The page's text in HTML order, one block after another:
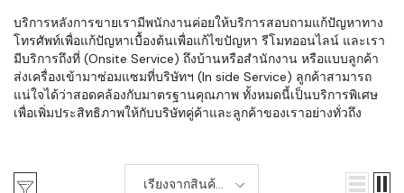
บริการหลังการขายเรามีพนักงานค่อยให้บริการสอบถามแก้ปัญหาทาง
โทรศัพท์เพื่อแก้ปัญหาเบื้องต้นเพื่อแก้ไขปัญหา รีโมทออนไลน์ และเรา
มีบริการถึงที่ (Onsite Service) ถึงบ้านหรือสำนักงาน หรือแบบลูกค้า
ส่งเครื่องเข้ามาซ่อมแซมที่บริษัทฯ (In side Service) ลูกค้าสามารถ
แน่ใจได้ว่าสอดคล้องกับมาตรฐานคุณภาพ ทั้งหมดนี้เป็นบริการพิเศษ
เพื่อเพิ่มประสิทธิภาพให้กับบริษัทคู่ค้าและลูกค้าของเราอย่างทั่วถึง
เรียงจากสินค้า